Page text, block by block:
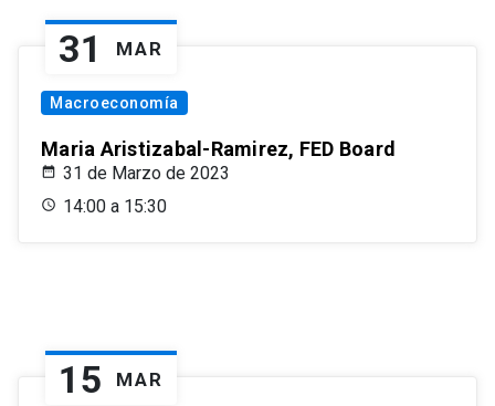
31 MAR
Macroeconomía
Maria Aristizabal-Ramirez, FED Board
31 de Marzo de 2023
14:00 a 15:30
15 MAR